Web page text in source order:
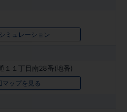
ミュレーション
１１丁目南28番(地番)
マップを見る